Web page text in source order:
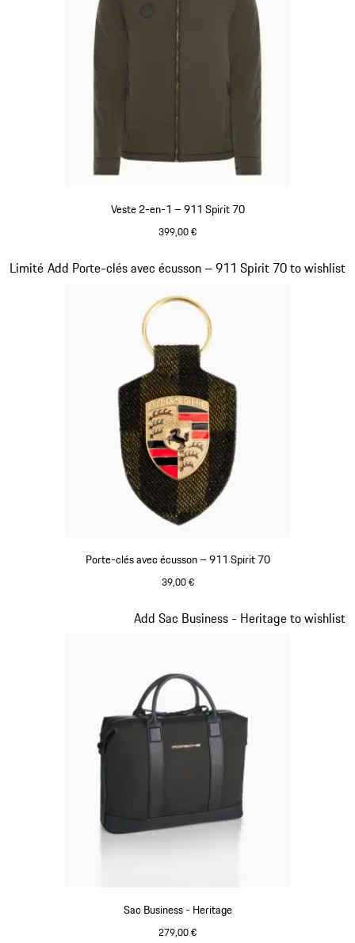
Veste 2-en-1 – 911 Spirit 70
399,00 €
Porte-clés avec écusson – 911 Spirit 70
39,00 €
Limité Add Porte-clés avec écusson – 911 Spirit 70 to wishlist
Diapositive 7 sur 20
Sac Business - Heritage
279,00 €
Add Sac Business - Heritage to wishlist